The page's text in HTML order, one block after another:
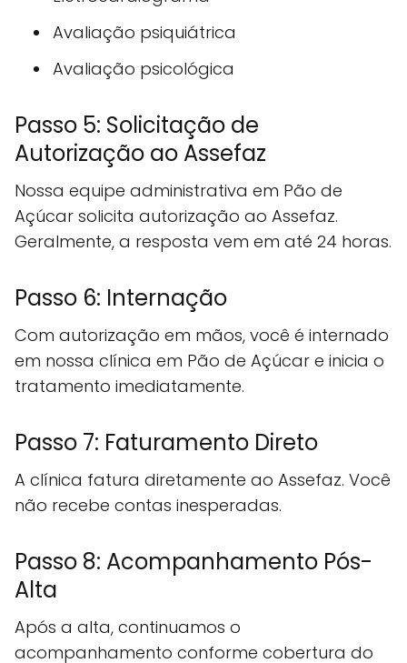
Avaliação psiquiátrica
Avaliação psicológica
Passo 5: Solicitação de
Autorização ao Assefaz
Nossa equipe administrativa em Pão de
Açúcar solicita autorização ao Assefaz.
Geralmente, a resposta vem em até 24 horas.
Passo 6: Internação
Com autorização em mãos, você é internado
em nossa clínica em Pão de Açúcar e inicia o
tratamento imediatamente.
Passo 7: Faturamento Direto
A clínica fatura diretamente ao Assefaz. Você
não recebe contas inesperadas.
Passo 8: Acompanhamento Pós-
Alta
Após a alta, continuamos o
acompanhamento conforme cobertura do